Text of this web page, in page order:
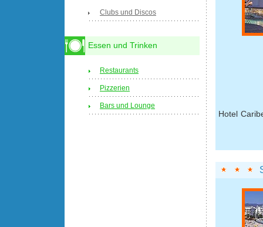
Hotel
Clubs und Discos
Essen und Trinken
Restaurants
Pizzerien
Bars und Lounge